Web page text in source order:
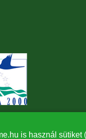
is használ